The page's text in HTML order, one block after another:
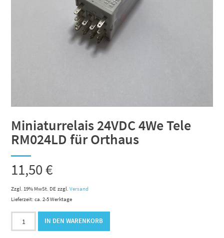
Miniaturrelais 24VDC 4We Tele
RM024LD für Orthaus
11,50€
Zzgl. 19% MwSt. DE zzgl.Versand
Lieferzeit: ca. 2-5 Werktage
24VDC
IN DEN WARENKORB